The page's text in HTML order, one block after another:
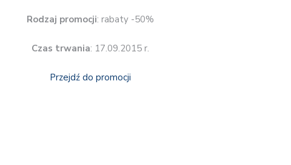
Rodzaj promocji: rabaty -50%
Czas trwania: 17.09.2015 r.
Przejdź do promocji